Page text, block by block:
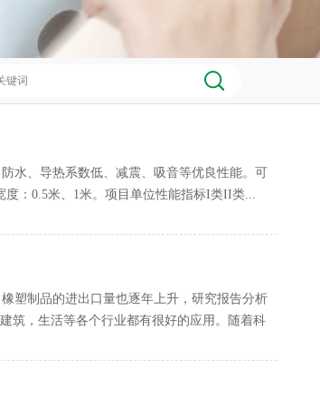
水、导热系数低、减震、吸音等优良性能。可
：0.5米、1米。项目单位性能指标I类II类...
塑制品的进出口量也逐年上升，研究报告分析
筑，生活等各个行业都有很好的应用。随着科